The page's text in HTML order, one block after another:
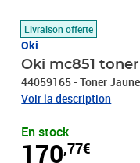
Livraison offerte
Oki
Oki mc851
44059165 - Toner
Voir la description
En stock
170,77€
Prix 170,77€